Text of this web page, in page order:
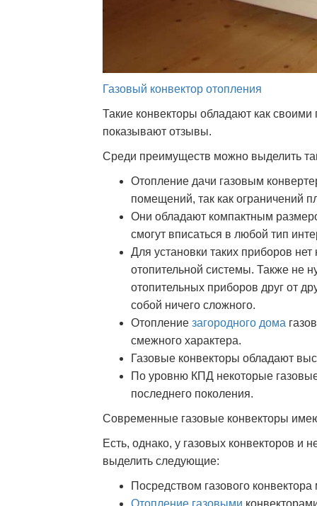
Газовый конвектор отопления
Такие конвекторы обладают как
показывают отзывы.
Среди преимуществ можно выделить
Отопление дачи газовым
помещений, так как ограничений
Они обладают компактным
смогут вписаться в любой тип
Для установки таких приборов
отопительной системы. Также не
отопительных приборов друг от
собой ничего сложного.
Отопление загородного дома
смежного характера.
Газовые конвекторы обладают
По уровню КПД некоторые
последнего поколения.
Современные газовые конвекторы
Есть, однако, у газовых конвекторов и
выделить следующие:
Посредством газового
Отопление газовыми